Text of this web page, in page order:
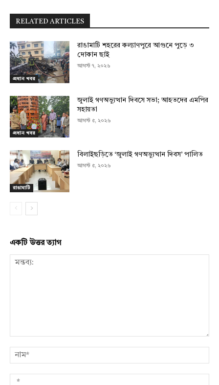
RELATED ARTICLES
প্রধান খবর
রাঙামাটি শহরের কল্যাণপুরে আগুনে পুড়ে ৩
দোকান ছাই
আগস্ট ৭, ২০২৬
প্রধান খবর
জুলাই গণঅভ্যুত্থান দিবসে সভা; আহতদের এমপির
সহায়তা
আগস্ট ৫, ২০২৬
রাঙামাটি
বিলাইছড়িতে ‘জুলাই গণঅভ্যুত্থান দিবস’ পালিত
আগস্ট ৫, ২০২৬
একটি উত্তর ত্যাগ